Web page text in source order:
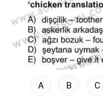
A B C